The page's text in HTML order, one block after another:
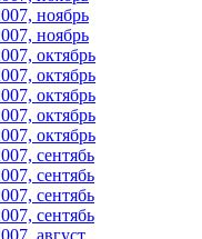
ноябрь
ноябрь
октябрь
октябрь
октябрь
октябрь
октябрь
сентябь
сентябь
сентябь
сентябь
август